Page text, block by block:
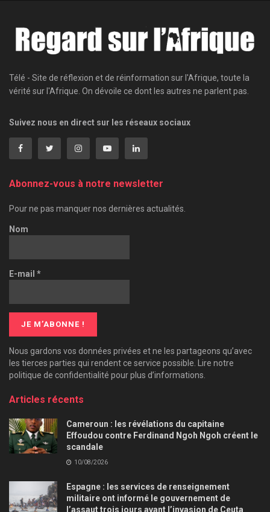
Télé - Site de réflexion et de réinformation sur l'Afrique, toute la
vérité sur l'Afrique. On dévoile ce dont les autres ne parlent pas.
Suivez nous en direct sur les réseaux sociaux
Abonnez-vous à notre newsletter
Pour ne pas manquer nos dernières actualités.
Nom
E-mail *
Nous gardons vos données privées et ne les partageons qu’avec
les tierces parties qui rendent ce service possible. Lire notre
politique de confidentialité pour plus d’informations.
Articles récents
Cameroun : les révélations du capitaine
Effoudou contre Ferdinand Ngoh Ngoh créent le
scandale
10/08/2026
Espagne : les services de renseignement
militaire ont informé le gouvernement de
l’assaut trois jours avant l’invasion de Ceuta